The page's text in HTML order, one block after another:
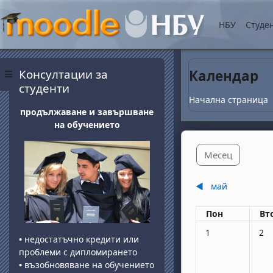
Прескочи на
Страничен панел
НБУ
Календар
Начална страница
Месец
◀︎ май
Понеделник
Пон
Няма събития,
1 2
Блокове
Консултации за
студенти
продължаване и завършване
на обучението
• недостатъчно кредити или
проблеми с дипломирането
• възобновяване на обучението